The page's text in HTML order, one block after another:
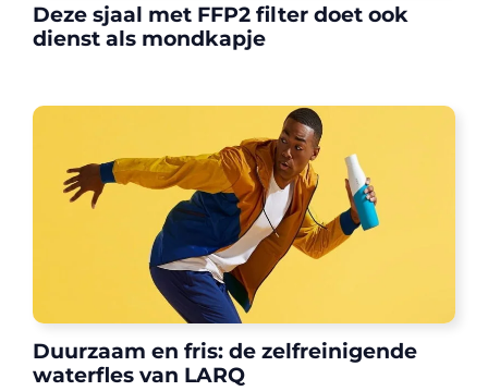
Deze sjaal met FFP2 filter doet ook
dienst als mondkapje
Duurzaam en fris: de zelfreinigende
waterfles van LARQ